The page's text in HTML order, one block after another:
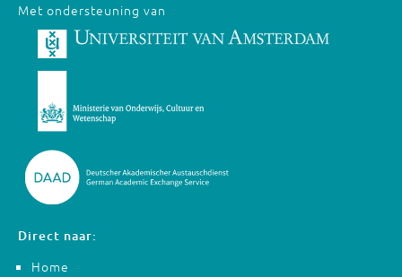
Met ondersteuning van
Direct naar:
Home